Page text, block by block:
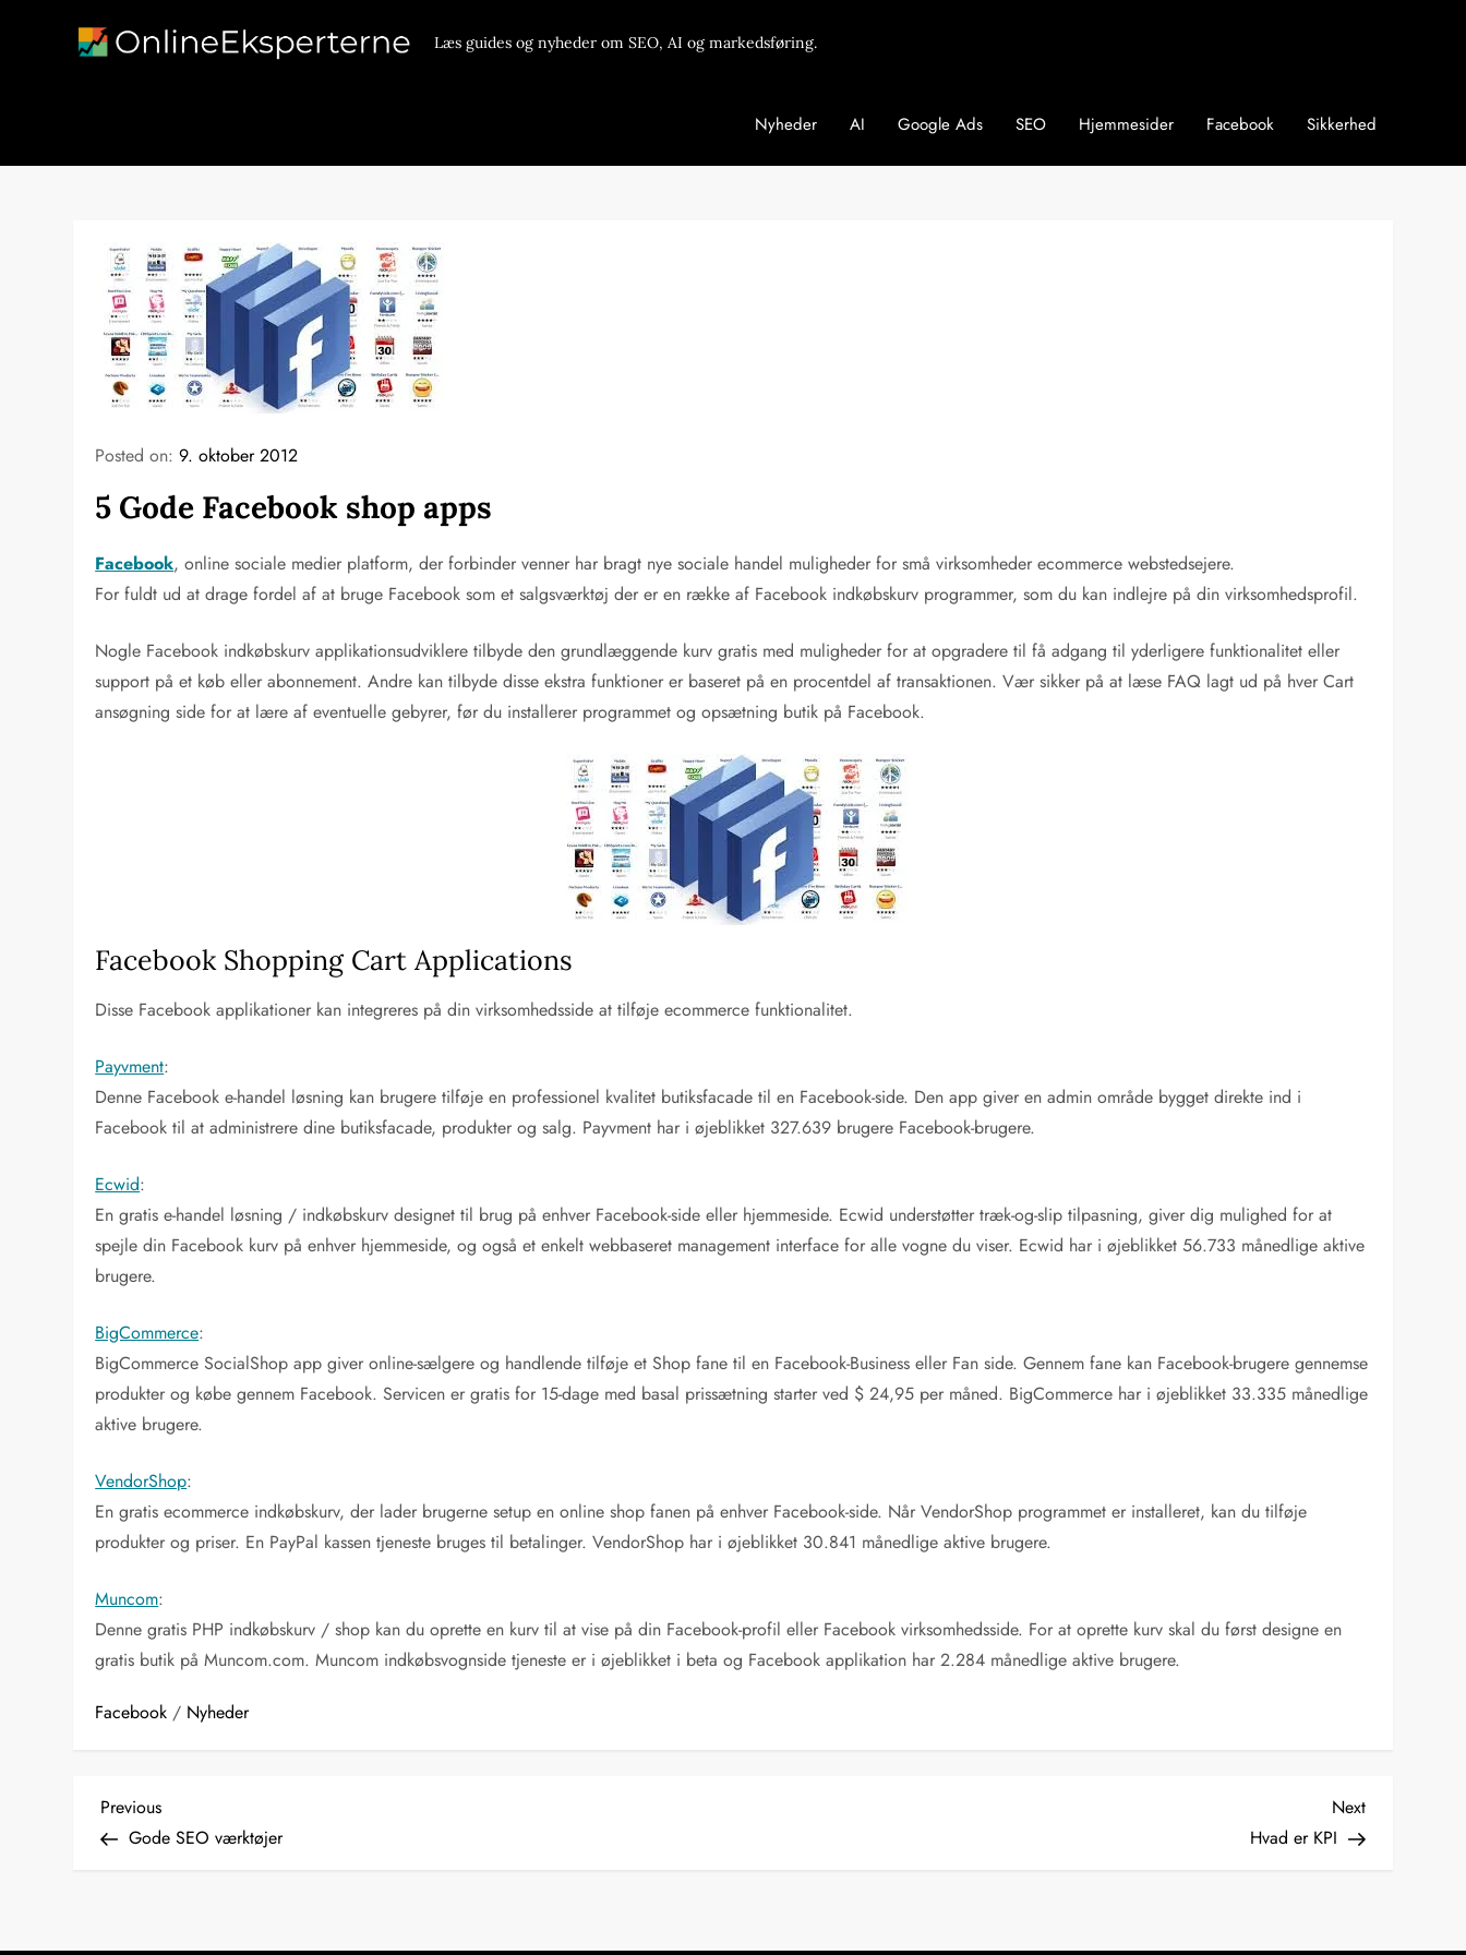
Læs guides og nyheder om SEO, AI og markedsføring.
Nyheder AI Google Ads SEO Hjemmesider Facebook Sikkerhed
Posted on:9. oktober 2012
5 Gode Facebook shop apps
Facebook, online sociale medier platform, der forbinder venner har bragt nye sociale handel muligheder for små virksomheder ecommerce webstedsejere.
For fuldt ud at drage fordel af at bruge Facebook som et salgsværktøj der er en række af Facebook indkøbskurv programmer, som du kan indlejre på din virksomhedsprofil.
Nogle Facebook indkøbskurv applikationsudviklere tilbyde den grundlæggende kurv gratis med muligheder for at opgradere til få adgang til yderligere funktionalitet eller
support på et køb eller abonnement. Andre kan tilbyde disse ekstra funktioner er baseret på en procentdel af transaktionen. Vær sikker på at læse FAQ lagt ud på hver Cart
ansøgning side for at lære af eventuelle gebyrer, før du installerer programmet og opsætning butik på Facebook.
Facebook Shopping Cart Applications
Disse Facebook applikationer kan integreres på din virksomhedsside at tilføje ecommerce funktionalitet.
Payvment:
Denne Facebook e-handel løsning kan brugere tilføje en professionel kvalitet butiksfacade til en Facebook-side. Den app giver en admin område bygget direkte ind i
Facebook til at administrere dine butiksfacade, produkter og salg. Payvment har i øjeblikket 327.639 brugere Facebook-brugere.
Ecwid:
En gratis e-handel løsning / indkøbskurv designet til brug på enhver Facebook-side eller hjemmeside. Ecwid understøtter træk-og-slip tilpasning, giver dig mulighed for at
spejle din Facebook kurv på enhver hjemmeside, og også et enkelt webbaseret management interface for alle vogne du viser. Ecwid har i øjeblikket 56.733 månedlige aktive
brugere.
BigCommerce:
BigCommerce SocialShop app giver online-sælgere og handlende tilføje et Shop fane til en Facebook-Business eller Fan side. Gennem fane kan Facebook-brugere gennemse
produkter og købe gennem Facebook. Servicen er gratis for 15-dage med basal prissætning starter ved $ 24,95 per måned. BigCommerce har i øjeblikket 33.335 månedlige
aktive brugere.
VendorShop:
En gratis ecommerce indkøbskurv, der lader brugerne setup en online shop fanen på enhver Facebook-side. Når VendorShop programmet er installeret, kan du tilføje
produkter og priser. En PayPal kassen tjeneste bruges til betalinger. VendorShop har i øjeblikket 30.841 månedlige aktive brugere.
Muncom:
Denne gratis PHP indkøbskurv / shop kan du oprette en kurv til at vise på din Facebook-profil eller Facebook virksomhedsside. For at oprette kurv skal du først designe en
gratis butik på Muncom.com. Muncom indkøbsvognside tjeneste er i øjeblikket i beta og Facebook applikation har 2.284 månedlige aktive brugere.
Facebook / Nyheder
I
n
Previous
Post
Previous
Gode SEO værktøjer
Next
Post
Next
Hvad er KPI